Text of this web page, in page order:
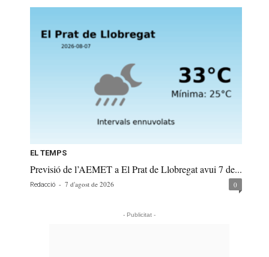
EL TEMPS
Previsió de l’AEMET a El Prat de Llobregat avui 7 de...
Redacció - 7 d'agost de 2026 0
- Publicitat -